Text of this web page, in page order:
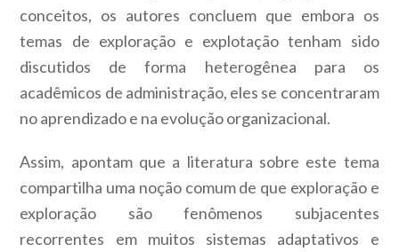
conceitos, os autores concluem que embora os
temas de exploração e explotação tenham sido
discutidos de forma heterogênea para os
acadêmicos de administração, eles se concentraram
no aprendizado e na evolução organizacional.
Assim, apontam que a literatura sobre este tema
compartilha uma noção comum de que exploração e
exploração são fenômenos subjacentes
recorrentes em muitos sistemas adaptativos e